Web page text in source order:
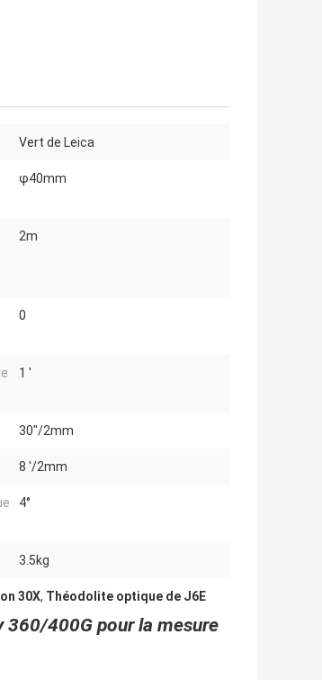
Vert de Leica
φ40mm
2m
0
1 ′
30"/2mm
8 ′/2mm
4°
3.5kg
30X, Théodolite optique de J6E
360/400G pour la mesure